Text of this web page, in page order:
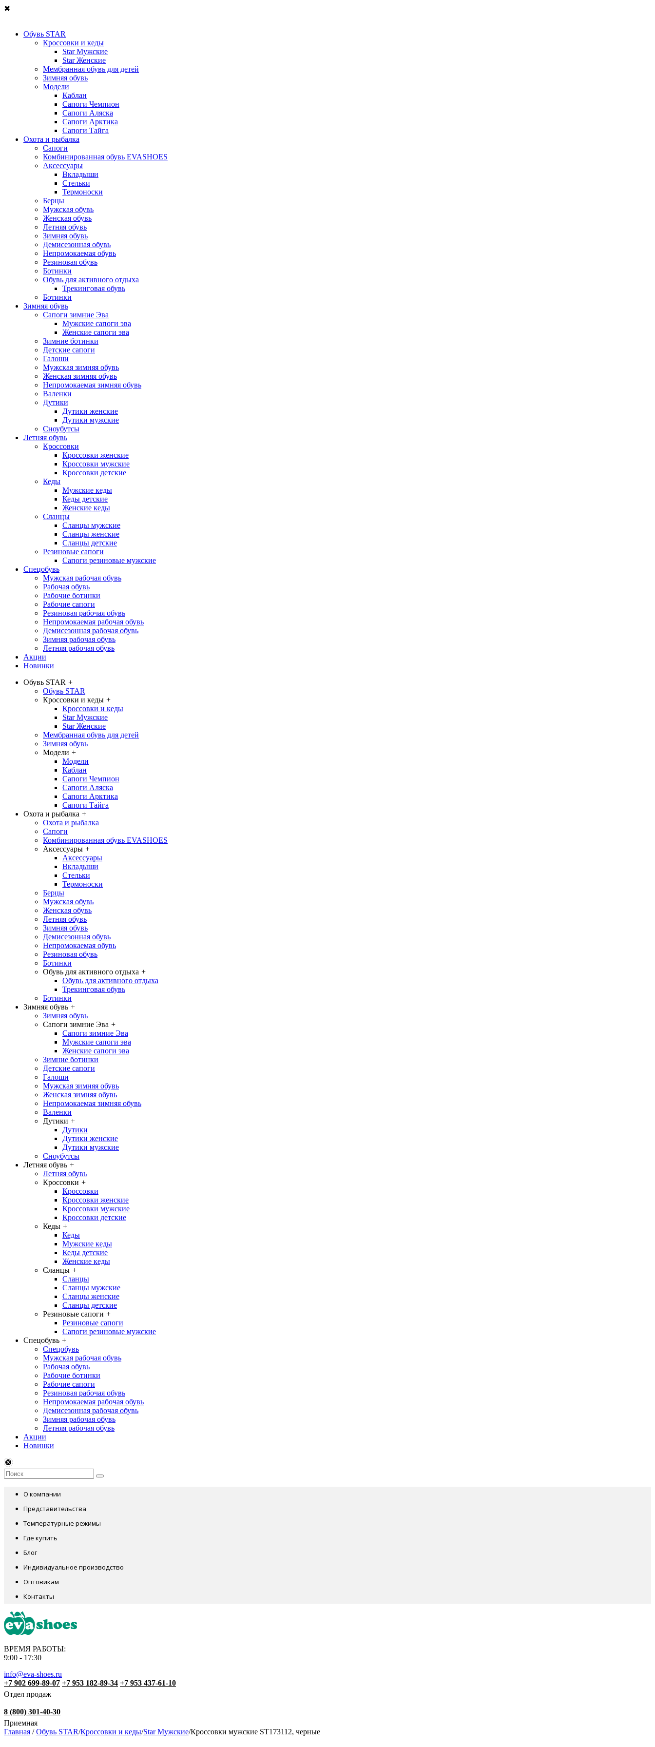
✖
Обувь STAR
Кроссовки и кеды
Star Мужские
Star Женские
Мембранная обувь для детей
Зимняя обувь
Модели
Каблан
Сапоги Чемпион
Сапоги Аляска
Сапоги Арктика
Сапоги Тайга
Охота и рыбалка
Сапоги
Комбинированная обувь EVASHOES
Аксессуары
Вкладыши
Стельки
Термоноски
Берцы
Мужская обувь
Женская обувь
Летняя обувь
Зимняя обувь
Демисезонная обувь
Непромокаемая обувь
Резиновая обувь
Ботинки
Обувь для активного отдыха
Трекинговая обувь
Ботинки
Зимняя обувь
Сапоги зимние Эва
Мужские сапоги эва
Женские сапоги эва
Зимние ботинки
Детские сапоги
Галоши
Мужская зимняя обувь
Женская зимняя обувь
Непромокаемая зимняя обувь
Валенки
Дутики
Дутики женские
Дутики мужские
Сноубутсы
Летняя обувь
Кроссовки
Кроссовки женские
Кроссовки мужские
Кроссовки детские
Кеды
Мужские кеды
Кеды детские
Женские кеды
Сланцы
Сланцы мужские
Сланцы женские
Сланцы детские
Резиновые сапоги
Сапоги резиновые мужские
Спецобувь
Мужская рабочая обувь
Рабочая обувь
Рабочие ботинки
Рабочие сапоги
Резиновая рабочая обувь
Непромокаемая рабочая обувь
Демисезонная рабочая обувь
Зимняя рабочая обувь
Летняя рабочая обувь
Акции
Новинки
Обувь STAR +
Обувь STAR
Кроссовки и кеды +
Кроссовки и кеды
Star Мужские
Star Женские
Мембранная обувь для детей
Зимняя обувь
Модели +
Модели
Каблан
Сапоги Чемпион
Сапоги Аляска
Сапоги Арктика
Сапоги Тайга
Охота и рыбалка +
Охота и рыбалка
Сапоги
Комбинированная обувь EVASHOES
Аксессуары +
Аксессуары
Вкладыши
Стельки
Термоноски
Берцы
Мужская обувь
Женская обувь
Летняя обувь
Зимняя обувь
Демисезонная обувь
Непромокаемая обувь
Резиновая обувь
Ботинки
Обувь для активного отдыха +
Обувь для активного отдыха
Трекинговая обувь
Ботинки
Зимняя обувь +
Зимняя обувь
Сапоги зимние Эва +
Сапоги зимние Эва
Мужские сапоги эва
Женские сапоги эва
Зимние ботинки
Детские сапоги
Галоши
Мужская зимняя обувь
Женская зимняя обувь
Непромокаемая зимняя обувь
Валенки
Дутики +
Дутики
Дутики женские
Дутики мужские
Сноубутсы
Летняя обувь +
Летняя обувь
Кроссовки +
Кроссовки
Кроссовки женские
Кроссовки мужские
Кроссовки детские
Кеды +
Кеды
Мужские кеды
Кеды детские
Женские кеды
Сланцы +
Сланцы
Сланцы мужские
Сланцы женские
Сланцы детские
Резиновые сапоги +
Резиновые сапоги
Сапоги резиновые мужские
Спецобувь +
Спецобувь
Мужская рабочая обувь
Рабочая обувь
Рабочие ботинки
Рабочие сапоги
Резиновая рабочая обувь
Непромокаемая рабочая обувь
Демисезонная рабочая обувь
Зимняя рабочая обувь
Летняя рабочая обувь
Акции
Новинки
О компании
Представительства
Температурные режимы
Где купить
Блог
Индивидуальное производство
Оптовикам
Контакты
ВРЕМЯ РАБОТЫ:
9:00 - 17:30
info@eva-shoes.ru
+7 902 699-89-07 +7 953 182-89-34 +7 953 437-61-10
Отдел продаж
8 (800) 301-40-30
Приемная
Главная / Обувь STAR/Кроссовки и кеды/Star Мужские/Кроссовки мужские ST173112, черные